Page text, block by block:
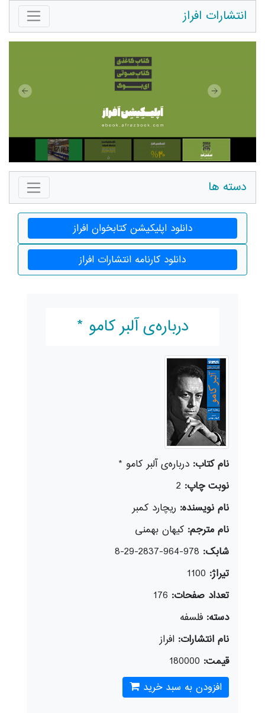
انتشارات افراز
دسته ها
دانلود اپلیکیشن کتابخوان افراز
دانلود کارنامه انتشارات افراز
درباره‌ی آلبر کامو *
نام کتاب: درباره‌ی آلبر کامو *
نوبت چاپ: 2
نام نویسنده: ریچارد کمبر
نام مترجم: کیهان بهمنی
شابک: 978-964-2837-29-8
تیراژ: 1100
تعداد صفحات: 176
دسته: فلسفه
نام انتشارات: افراز
قیمت: 180000
افزودن به سبد خرید